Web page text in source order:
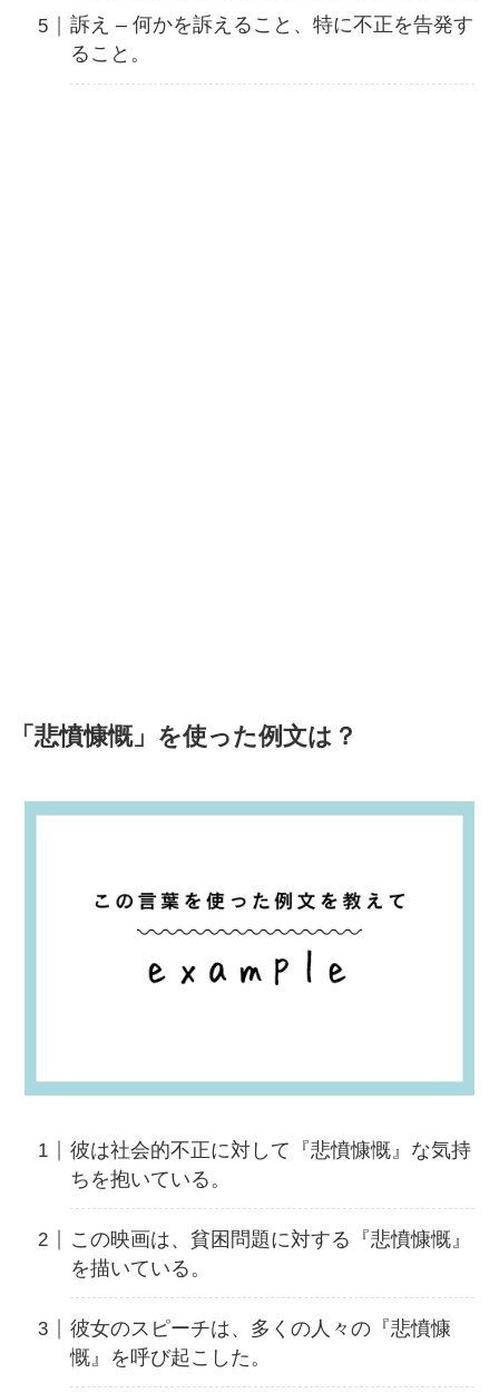
訴え – 何かを訴えること、特に不正を告発す
ること。
「悲憤慷慨」を使った例文は？
彼は社会的不正に対して『悲憤慷慨』な気持
ちを抱いている。
この映画は、貧困問題に対する『悲憤慷慨』
を描いている。
彼女のスピーチは、多くの人々の『悲憤慷
慨』を呼び起こした。